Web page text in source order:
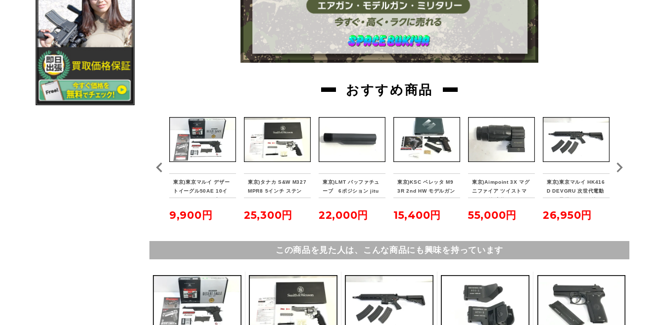
おすすめ商品
東京)東京マルイ デザー
トイーグル50AE 10イ
ンチバレル ガスブロー
9,900円
東京)タナカ S&W M327
MPR8 5インチ ステン
レスモデル ver.2 ガス
25,300円
東京)LMT バッファチュ
ーブ 6ポジション jitu
butu
22,000円
東京)KSC ベレッタ M9
3R 2nd HW モデルガン
15,400円
東京)Aimpoint 3X マグ
ニファイア ツイストマ
ウント付 実物
55,000円
東京)東京マルイ HK416
D DEVGRU 次世代電動
ガン 予備マガジン付
26,950円
この商品を見た人は、こんな商品にも興味を持っています